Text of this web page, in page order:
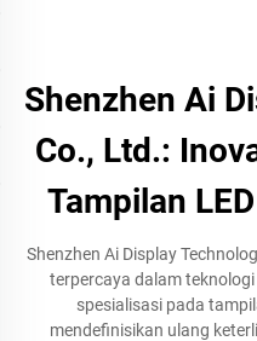
Shenzhen Ai
Co., Ltd.:
Tampilan
Shenzhen Ai Display
terpercaya dalam
spesialisasi pada
mendefinisikan ulang